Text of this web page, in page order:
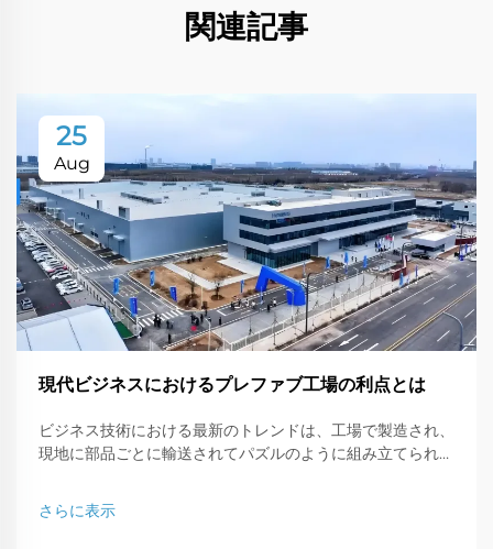
関連記事
25
Aug
現代ビジネスにおけるプレファブ工場の利点とは
ビジネス技術における最新のトレンドは、工場で製造され、
現地に部品ごとに輸送されてパズルのように組み立てられる
は、...に最適な解決策です。
さらに表示